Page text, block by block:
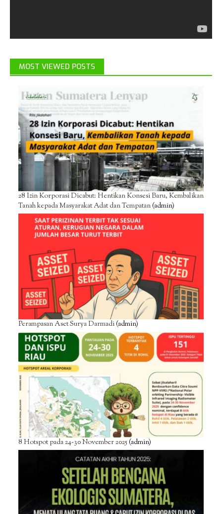
MOST VIEWED POSTS
28 Izin Korporasi Dicabut: Hentikan Konsesi Baru, Kembalikan
Tanah kepada Masyarakat Adat dan Tempatan(admin)
Perampasan Aset Surya Darmadi(admin)
8 Hotspot pada 24-30 November 2025(admin)